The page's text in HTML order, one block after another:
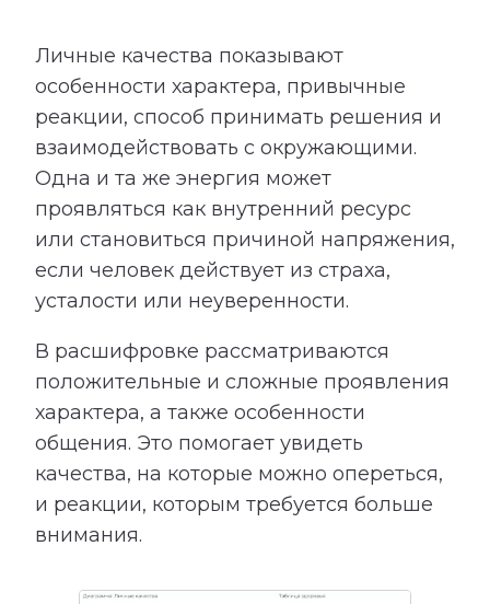
Личные качества показывают
особенности характера, привычные
реакции, способ принимать решения и
взаимодействовать с окружающими.
Одна и та же энергия может
проявляться как внутренний ресурс
или становиться причиной напряжения,
если человек действует из страха,
усталости или неуверенности.
В расшифровке рассматриваются
положительные и сложные проявления
характера, а также особенности
общения. Это помогает увидеть
качества, на которые можно опереться,
и реакции, которым требуется больше
внимания.